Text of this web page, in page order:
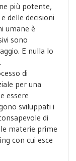
più potente,
delle decisioni
umane è
sono
E nulla lo
di
per una
essere
sviluppati i
di
materie prime
con cui esce